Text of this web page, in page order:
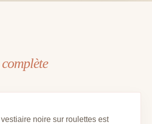
complète
noire sur roulettes est